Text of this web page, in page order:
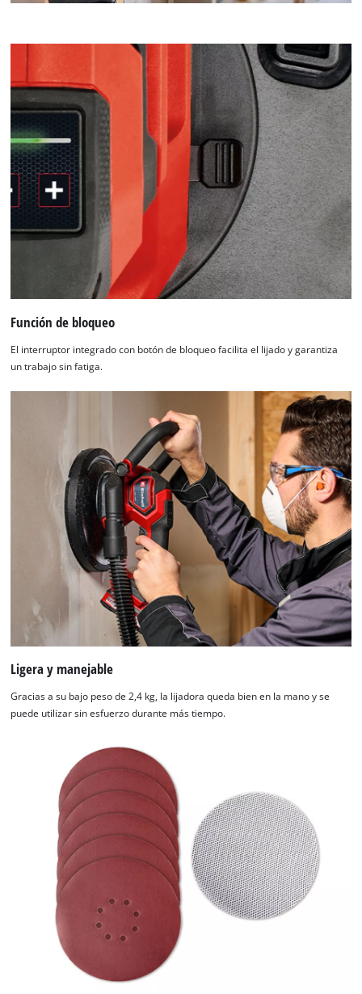
visitor. The website owner needs to setup
the site with their CMP to add this content
to the list of technologies used.
Powered byUsercentrics Consent
Management Platform
Función de bloqueo
El interruptor integrado con botón de bloqueo facilita el lijado y garantiza
un trabajo sin fatiga.
Ligera y manejable
Gracias a su bajo peso de 2,4 kg, la lijadora queda bien en la mano y se
puede utilizar sin esfuerzo durante más tiempo.